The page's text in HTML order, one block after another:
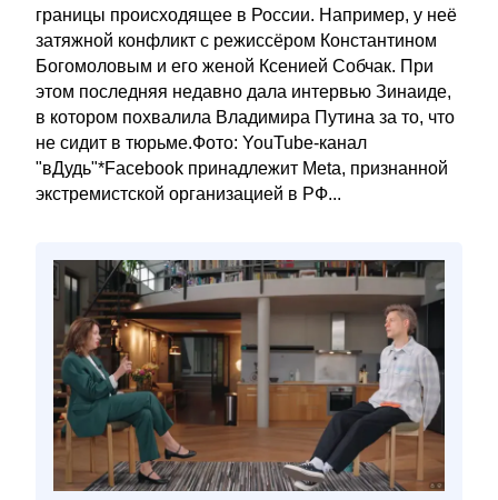
границы происходящее в России. Например, у неё
затяжной конфликт с режиссёром Константином
Богомоловым и его женой Ксенией Собчак. При
этом последняя недавно дала интервью Зинаиде,
в котором похвалила Владимира Путина за то, что
не сидит в тюрьме.Фото: YouTube-канал
"вДудь"*Facebook принадлежит Meta, признанной
экстремистской организацией в РФ...